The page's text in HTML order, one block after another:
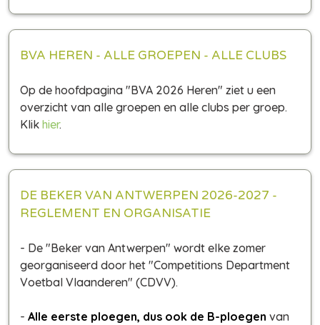
BVA HEREN - ALLE GROEPEN - ALLE CLUBS
Op de hoofdpagina "BVA 2026 Heren" ziet u een
overzicht van alle groepen en alle clubs per groep.
Klik hier.
DE BEKER VAN ANTWERPEN 2026-2027 -
REGLEMENT EN ORGANISATIE
- De "Beker van Antwerpen" wordt elke zomer
georganiseerd door het "Competitions Department
Voetbal Vlaanderen" (CDVV).
- Alle eerste ploegen, dus ook de B-ploegen van